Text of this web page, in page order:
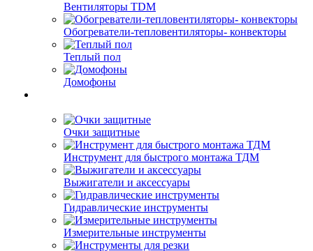
Вентиляторы TDM
Обогреватели-тепловентиляторы- конвекторы
Теплый пол
Домофоны
Очки защитные
Инструмент для быстрого монтажа ТДМ
Выжигатели и аксессуары
Гидравлические инструменты
Измерительные инструменты